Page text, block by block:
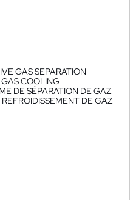
GAS SEPARATION
COOLING
DE SÉPARATION DE GAZ
DE GAZ